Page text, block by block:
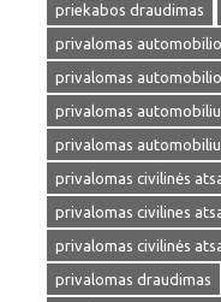
priekabos draudimas
privalomas
privalomas
privalomas
privalomas
privalomas civilinės
privalomas civilines
privalomas civilinės
privalomas draudimas